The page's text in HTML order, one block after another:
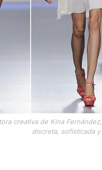
creativa de Kina
discreta, sofisticada